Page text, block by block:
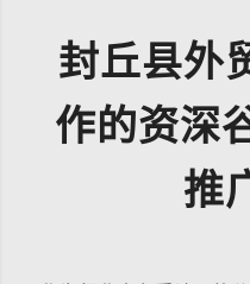
封丘县外
作的资深
推